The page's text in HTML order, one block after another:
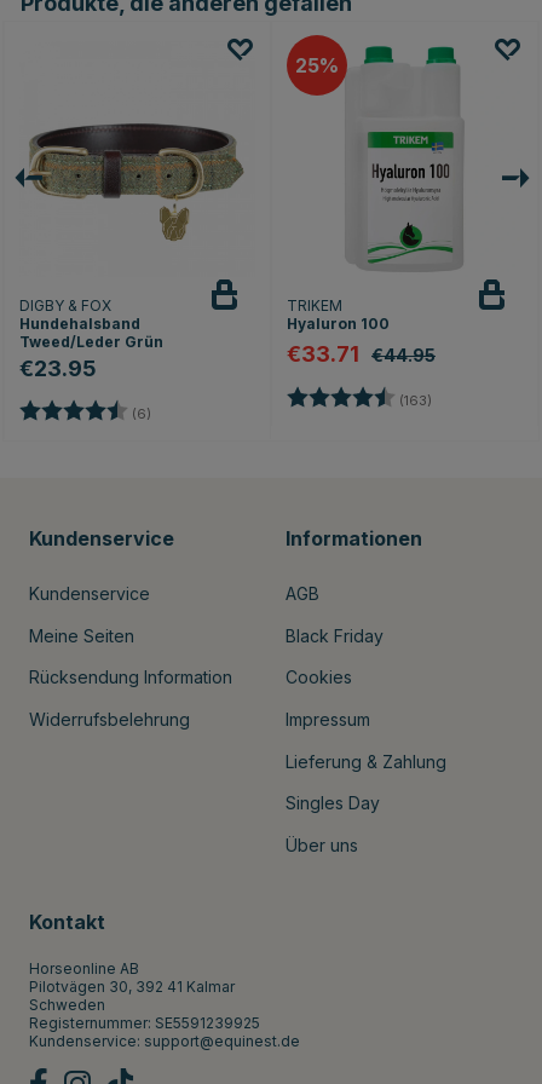
DIGBY & FOX
Hundehalsband
Tweed/Leder Grün
€23.95
Bewertung: (6)
25
TRIKEM
Hyaluron 100
€33.71 €44.95
Bewertung: (163)
Kundenservice
Kundenservice
Meine Seiten
Rücksendung Information
Widerrufsbelehrung
Informationen
AGB
Black Friday
Cookies
Impressum
Lieferung & Zahlung
Singles Day
Über uns
Kontakt
Horseonline AB
Pilotvägen 30, 392 41 Kalmar
Schweden
Registernummer: SE5591239925
Kundenservice: support@equinest.de